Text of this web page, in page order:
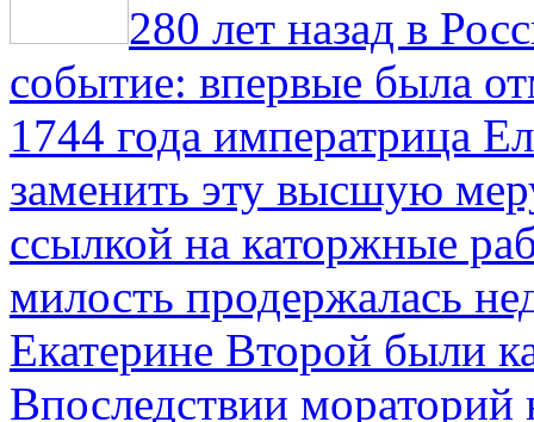
280 лет назад в
событие: впервые была
1744 года императрица
заменить эту высшую
ссылкой на каторжные
милость продержалась
Екатерине Второй были
Впоследствии мораторий